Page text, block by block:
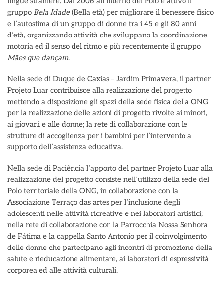
gruppo Bela Idade(Bella età) per migliorare il benessere fisico
e l’autostima di un gruppo di donne tra i 45 e gli 80 anni
d’età, organizzando attività che sviluppano la coordinazione
motoria ed il senso del ritmo e più recentemente il gruppo
Mães que dançam.
Nella sede di Duque de Caxias – Jardim Primavera, il partner
Projeto Luar contribuisce alla realizzazione del progetto
mettendo a disposizione gli spazi della sede fisica della ONG
per la realizzazione delle azioni di progetto rivolte ai minori,
ai giovani e alle donne; la rete di collaborazione con le
strutture di accoglienza per i bambini per l’intervento a
supporto dell’assistenza educativa.
Nella sede di Paciência l’apporto del partner Projeto Luar alla
realizzazione del progetto consiste nell’utilizzo della sede del
Polo territoriale della ONG, in collaborazione con la
Associazione Terraço das artes per l’inclusione degli
adolescenti nelle attività ricreative e nei laboratori artistici;
nella rete di collaborazione con la Parrocchia Nossa Senhora
de Fátima e la cappella Santo Antonio per il coinvolgimento
delle donne che partecipano agli incontri di promozione della
salute e rieducazione alimentare, ai laboratori di espressività
corporea ed alle attività culturali.